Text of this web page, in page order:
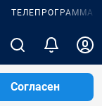
ТЕЛЕПРОГРАММА
Согласен